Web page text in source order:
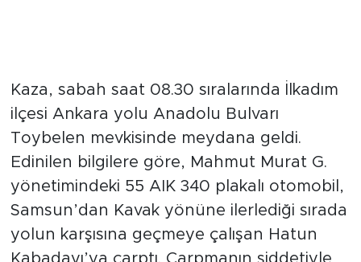
Kaza, sabah saat 08.30 sıralarında İlkadım
ilçesi Ankara yolu Anadolu Bulvarı
Toybelen mevkisinde meydana geldi.
Edinilen bilgilere göre, Mahmut Murat G.
yönetimindeki 55 AIK 340 plakalı otomobil,
Samsun’dan Kavak yönüne ilerlediği sırada
yolun karşısına geçmeye çalışan Hatun
Kabadayı’ya çarptı. Çarpmanın şiddetiyle